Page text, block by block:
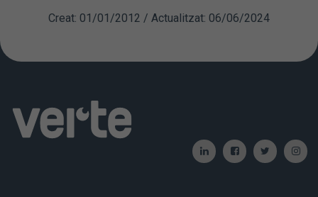
Creat: 01/01/2012 / Actualitzat: 06/06/2024